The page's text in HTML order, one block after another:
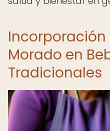
Incorporación
Morado en
Tradicionales